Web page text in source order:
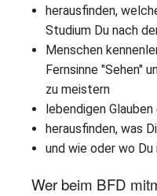
herausfinden,
Studium Du nach
Menschen
Fernsinne "Sehen"
zu meistern
lebendigen
herausfinden, was
und wie oder wo
Wer beim BFD